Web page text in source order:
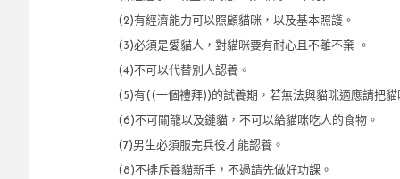
(2)有經濟能力可以照顧貓咪，以及基本照護。
(3)必須是愛貓人，對貓咪要有耐心且不離不棄 。
(4)不可以代替別人認養。
(5)有((一個禮拜))的試養期，若無法與貓咪適應請把貓
(6)不可關籠以及鏈貓，不可以給貓咪吃人的食物。
(7)男生必須服完兵役才能認養。
(8)不排斥養貓新手，不過請先做好功課。